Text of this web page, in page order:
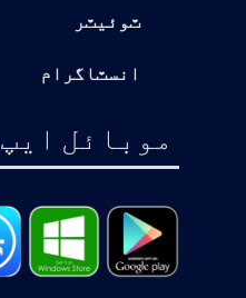
ٽوئيٽر
انسٽاگرام
موبائل ايپ